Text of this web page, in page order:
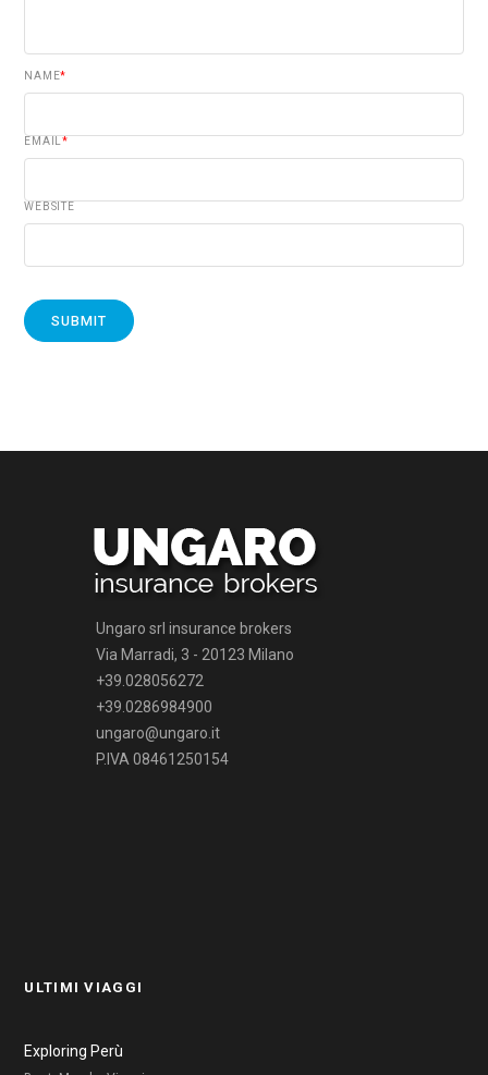
NAME*
EMAIL*
WEBSITE
Ungaro srl insurance brokers
Via Marradi, 3 - 20123 Milano
+39.028056272
+39.0286984900
ungaro@ungaro.it
P.IVA 08461250154
ULTIMI VIAGGI
Exploring Perù